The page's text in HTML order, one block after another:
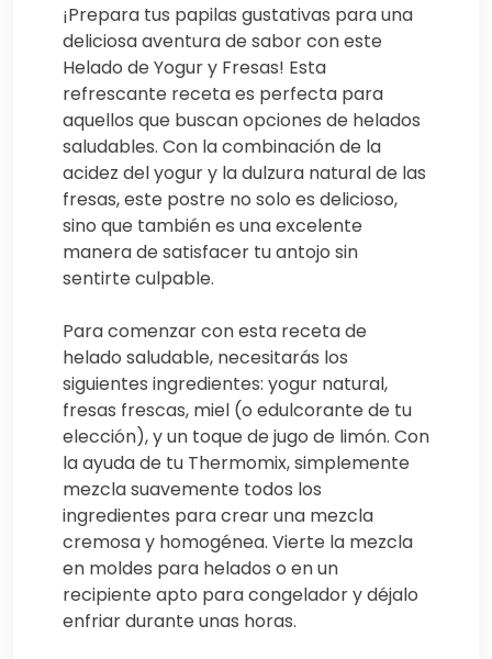
¡Prepara tus papilas gustativas para una
deliciosa aventura de sabor con este
Helado de Yogur y Fresas! Esta
refrescante receta es perfecta para
aquellos que buscan opciones de helados
saludables. Con la combinación de la
acidez del yogur y la dulzura natural de las
fresas, este postre no solo es delicioso,
sino que también es una excelente
manera de satisfacer tu antojo sin
sentirte culpable.
Para comenzar con esta receta de
helado saludable, necesitarás los
siguientes ingredientes: yogur natural,
fresas frescas, miel (o edulcorante de tu
elección), y un toque de jugo de limón. Con
la ayuda de tu Thermomix, simplemente
mezcla suavemente todos los
ingredientes para crear una mezcla
cremosa y homogénea. Vierte la mezcla
en moldes para helados o en un
recipiente apto para congelador y déjalo
enfriar durante unas horas.